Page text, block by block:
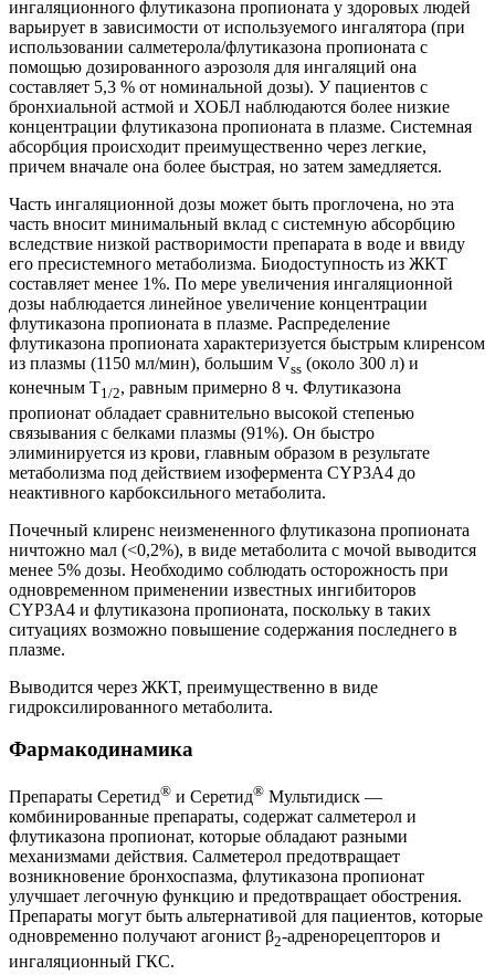
ингаляционного флутиказона пропионата у здоровых людей
варьирует в зависимости от используемого ингалятора (при
использовании салметерола/флутиказона пропионата с
помощью дозированного аэрозоля для ингаляций она
составляет 5,3 % от номинальной дозы). У пациентов с
бронхиальной астмой и ХОБЛ наблюдаются более низкие
концентрации флутиказона пропионата в плазме. Системная
абсорбция происходит преимущественно через легкие,
причем вначале она более быстрая, но затем замедляется.
Часть ингаляционной дозы может быть проглочена, но эта
часть вносит минимальный вклад с системную абсорбцию
вследствие низкой растворимости препарата в воде и ввиду
его пресистемного метаболизма. Биодоступность из ЖКТ
составляет менее 1%. По мере увеличения ингаляционной
дозы наблюдается линейное увеличение концентрации
флутиказона пропионата в плазме. Распределение
флутиказона пропионата характеризуется быстрым клиренсом
из плазмы (1150 мл/мин), большим Vss (около 300 л) и
конечным T1/2, равным примерно 8 ч. Флутиказона
пропионат обладает сравнительно высокой степенью
связывания с белками плазмы (91%). Он быстро
элиминируется из крови, главным образом в результате
метаболизма под действием изофермента CYP3A4 до
неактивного карбоксильного метаболита.
Почечный клиренс неизмененного флутиказона пропионата
ничтожно мал (<0,2%), в виде метаболита с мочой выводится
менее 5% дозы. Необходимо соблюдать осторожность при
одновременном применении известных ингибиторов
CYPЗА4 и флутиказона пропионата, поскольку в таких
ситуациях возможно повышение содержания последнего в
плазме.
Выводится через ЖКТ, преимущественно в виде
гидроксилированного метаболита.
Фармакодинамика
Препараты Серетид® и Серетид® Мультидиск —
комбинированные препараты, содержат салметерол и
флутиказона пропионат, которые обладают разными
механизмами действия. Салметерол предотвращает
возникновение бронхоспазма, флутиказона пропионат
улучшает легочную функцию и предотвращает обострения.
Препараты могут быть альтернативой для пациентов, которые
одновременно получают агонист β2-адренорецепторов и
ингаляционный ГКС.